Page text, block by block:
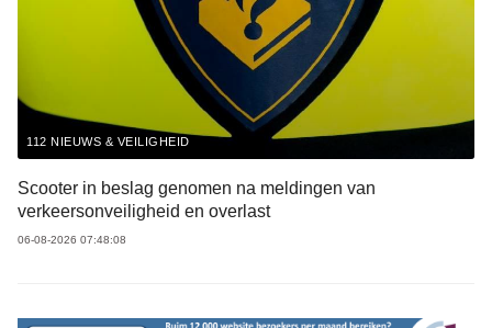
112 NIEUWS & VEILIGHEID
Scooter in beslag genomen na meldingen van
verkeersonveiligheid en overlast
06-08-2026 07:48:08